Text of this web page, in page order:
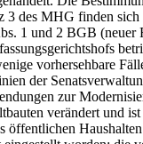
3 des MHG finden
1 und 2 BGB (neuer
vorhersehbare
der
zur
verändert und
öffentlichen